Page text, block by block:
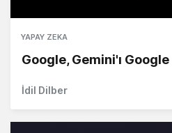
YAPAY ZEKA
Google, Gemini'ı
İdil Dilber